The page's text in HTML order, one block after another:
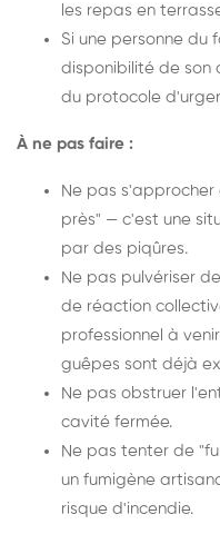
les repas en
Si une personne du
disponibilité de son
du protocole
À ne pas faire :
Ne pas
près" — c'est une
par des piqûres.
Ne pas pulvériser
de réaction
professionnel à
guêpes sont déjà
Ne pas obstruer
cavité fermée.
Ne pas tenter de
un fumigène
risque d'incendie.